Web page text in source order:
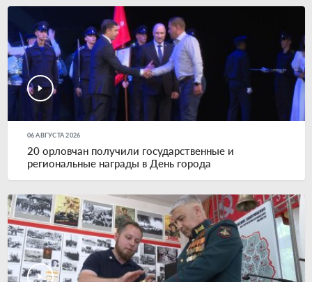
06 АВГУСТА 2026
20 орловчан получили государственные и
региональные награды в День города